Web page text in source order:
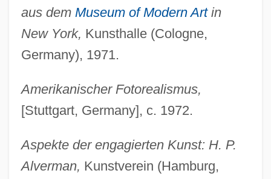
aus dem Museum of Modern Artin
New York, Kunsthalle (Cologne,
Germany), 1971.
Amerikanischer Fotorealismus,
[Stuttgart, Germany], c. 1972.
Aspekte der engagierten Kunst: H. P.
Alverman, Kunstverein (Hamburg,